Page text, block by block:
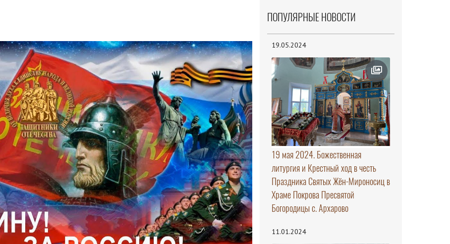
ПОПУЛЯРНЫЕ НОВОСТИ
19.05.2024
19 мая 2024. Божественная
литургия и Крестный ход в честь
Праздника Святых Жён-Мироносиц в
Храме Покрова Пресвятой
Богородицы с. Архарово
11.01.2024